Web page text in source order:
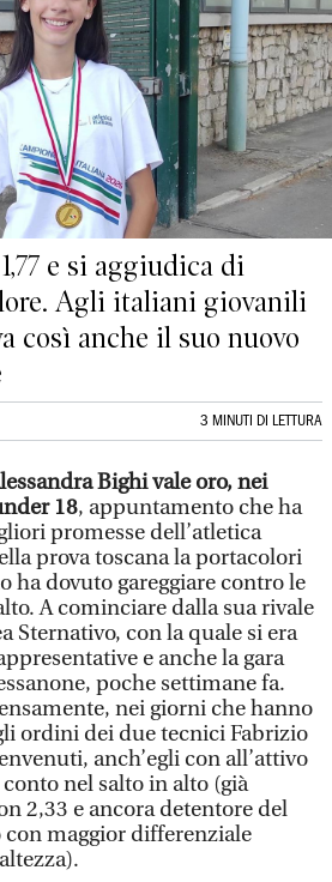
e si aggiudica di
Agli italiani giovanili
così anche il suo nuovo
3 MINUTI DI LETTURA
Bighi vale oro, nei
18, appuntamento che ha
promesse dell’atletica
prova toscana la portacolori
ha dovuto gareggiare contro le
A cominciare dalla sua rivale
Sternativo, con la quale si era
e anche la gara
poche settimane fa.
nei giorni che hanno
ordini dei due tecnici Fabrizio
anch’egli con all’attivo
nel salto in alto (già
2,33 e ancora detentore del
maggior differenziale